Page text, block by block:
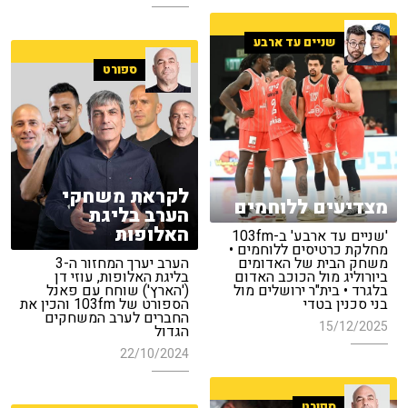
שניים עד ארבע
מצדיעים ללוחמים
'שניים עד ארבע' ב-103fm
מחלקת כרטיסים ללוחמים •
משחק הבית של האדומים
ביורוליג מול הכוכב האדום
בלגרד • בית"ר ירושלים מול
בני סכנין בטדי
15/12/2025
ספורט
לקראת משחקי
הערב בליגת
האלופות
הערב יערך המחזור ה-3
בליגת האלופות, עוזי דן
('הארץ') שוחח עם פאנל
הספורט של 103fm והכין את
החברים לערב המשחקים
הגדול
22/10/2024